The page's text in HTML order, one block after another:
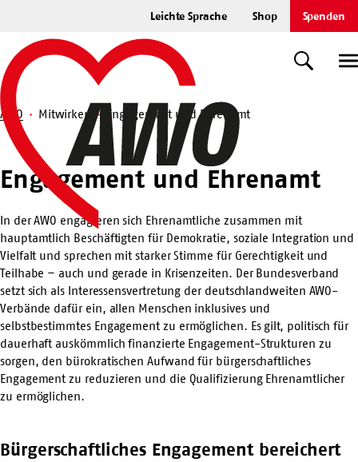
springen
Leichte Sprache Shop Spenden
Startseite
Suche
Suche
AWO Mitwirken Engagement und Ehrenamt
Engagement
und
Ehrenamt
Engagement und Ehrenamt
In der AWO engagieren sich Ehrenamtliche zusammen mit
hauptamtlich Beschäftigten für Demokratie, soziale Integration und
Vielfalt und sprechen mit starker Stimme für Gerechtigkeit und
Teilhabe – auch und gerade in Krisenzeiten. Der Bundesverband
setzt sich als Interessensvertretung der deutschlandweiten AWO-
Verbände dafür ein, allen Menschen inklusives und
selbstbestimmtes Engagement zu ermöglichen. Es gilt, politisch für
dauerhaft auskömmlich finanzierte Engagement-Strukturen zu
sorgen, den bürokratischen Aufwand für bürgerschaftliches
Engagement zu reduzieren und die Qualifizierung Ehrenamtlicher
zu ermöglichen.
Bürgerschaftliches Engagement bereichert